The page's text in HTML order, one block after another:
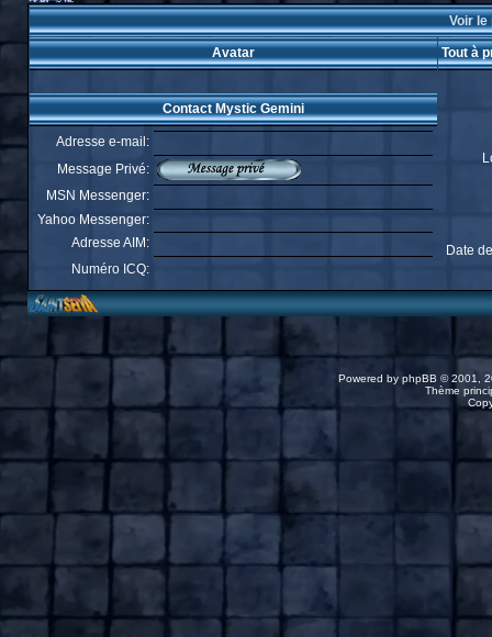
Voir le
Avatar Tout à
Date
Contact Mystic Gemini
Adresse e-mail:
Message Privé:
MSN Messenger:
Yahoo Messenger:
Adresse AIM:
Numéro ICQ:
Powered by phpBB © 2001,
Thème